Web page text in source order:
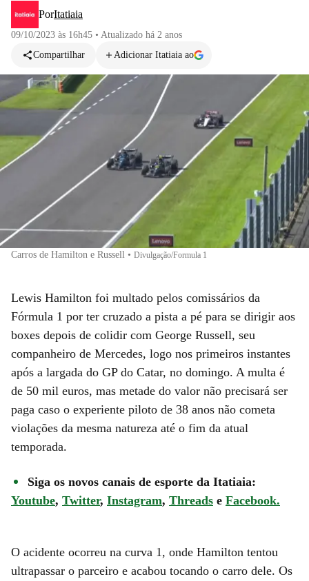
PorItatiaia
09/10/2023 às 16h45 • Atualizado há 2 anos
Compartilhar
Adicionar Itatiaia ao
Carros de Hamilton e Russell • Divulgação/Formula 1
Lewis Hamilton foi multado pelos comissários da
Fórmula 1 por ter cruzado a pista a pé para se dirigir aos
boxes depois de colidir com George Russell, seu
companheiro de Mercedes, logo nos primeiros instantes
após a largada do GP do Catar, no domingo. A multa é
de 50 mil euros, mas metade do valor não precisará ser
paga caso o experiente piloto de 38 anos não cometa
violações da mesma natureza até o fim da atual
temporada.
Siga os novos canais de esporte da Itatiaia:
Youtube, Twitter, Instagram, Threads e Facebook.
O acidente ocorreu na curva 1, onde Hamilton tentou
ultrapassar o parceiro e acabou tocando o carro dele. Os